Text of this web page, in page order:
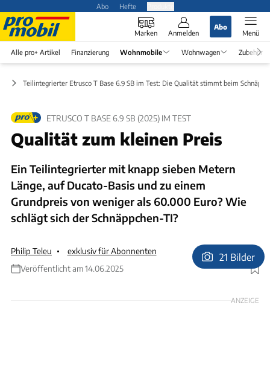
Abo Hefte
Marken Anmelden
Abo
Menü
Alle pro+ Artikel Finanzierung Wohnmobile Wohnwagen Zubehör
Teilintegrierter Etrusco T Base 6.9 SB im Test: Die Qualität stimmt beim
ETRUSCO T BASE 6.9 SB (2025) IM TEST
Qualität zum kleinen Preis
Ein Teilintegrierter mit knapp sieben Metern
Länge, auf Ducato-Basis und zu einem
Grundpreis von weniger als 60.000 Euro? Wie
schlägt sich der Schnäppchen-TI?
Philip Teleu
exklusiv für Abonnenten
Veröffentlicht am 14.06.2025
Foto: Andreas Becker
21 Bilder
ANZEIGE